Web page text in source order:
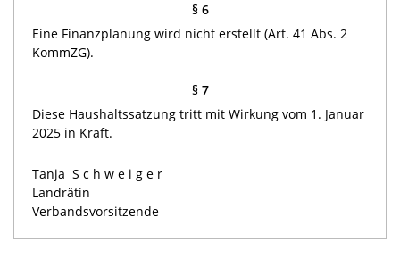
§ 6
Eine Finanzplanung wird nicht erstellt (Art. 41 Abs. 2
KommZG).
§ 7
Diese Haushaltssatzung tritt mit Wirkung vom 1. Januar
2025 in Kraft.
Tanja Schweiger
Landrätin
Verbandsvorsitzende